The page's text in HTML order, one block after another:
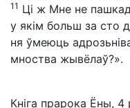
11 Ці ж Мне не
у якім больш за сто
ня ўмеюць
мноства жывёлаў?».
Кніга прарока Ёны, 4